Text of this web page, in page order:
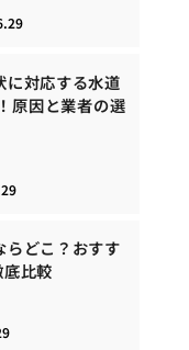
に対応する水道
原因と業者の選
らどこ？おすす
比較